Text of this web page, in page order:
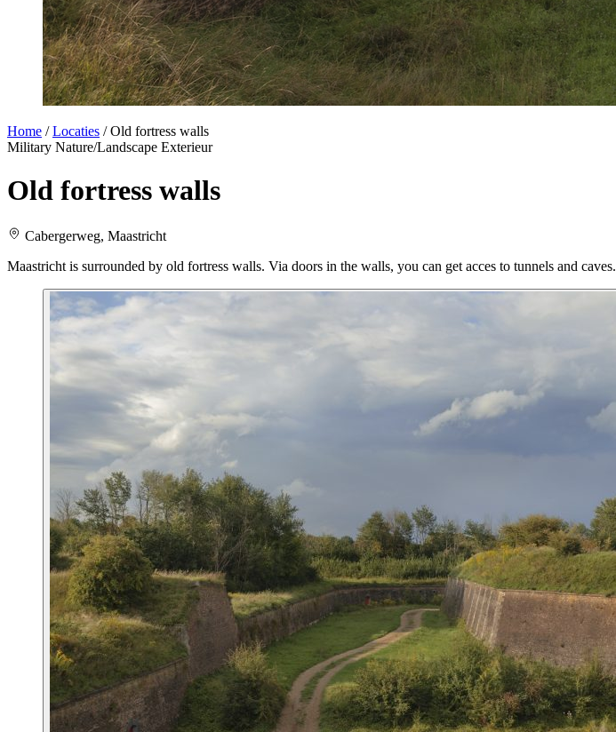
Home / Locaties / Old fortress walls
Military Nature/Landscape Exterieur
Old fortress walls
Cabergerweg, Maastricht
Maastricht is surrounded by old fortress walls. Via doors in the walls, you can get acces to tunnels and caves.